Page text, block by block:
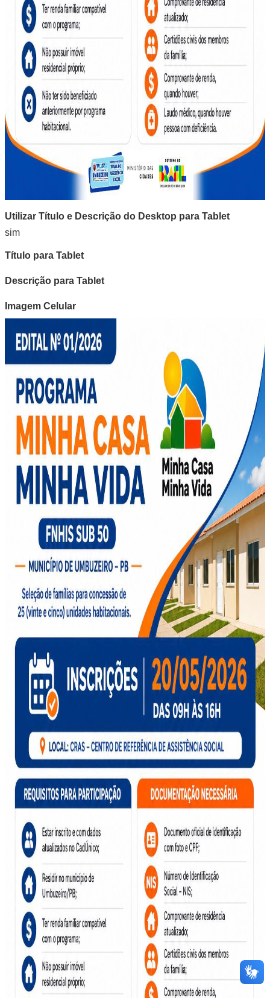
Utilizar Título e Descrição do Desktop para Tablet
sim
Título para Tablet
Descrição para Tablet
Imagem Celular